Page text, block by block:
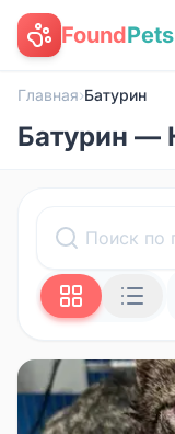
FoundPets
Главная›Батурин
Батурин —